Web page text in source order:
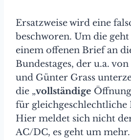
Ersatzweise wird eine
beschworen. Um die geht
einem offenen Brief an
Bundestages, der u.a.
und Günter Grass
die „vollständige
für gleichgeschlechtliche
Hier meldet sich nicht
AC/DC, es geht um